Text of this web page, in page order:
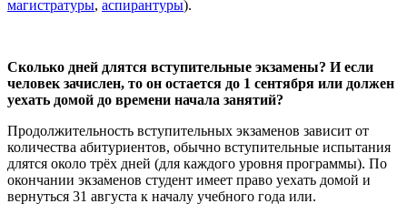
магистратуры, аспирантуры).
Сколько дней длятся вступительные экзамены? И если
человек зачислен, то он остается до 1 сентября или должен
уехать домой до времени начала занятий?
Продолжительность вступительных экзаменов зависит от
количества абитуриентов, обычно вступительные испытания
длятся около трёх дней (для каждого уровня программы). По
окончании экзаменов студент имеет право уехать домой и
вернуться 31 августа к началу учебного года или.